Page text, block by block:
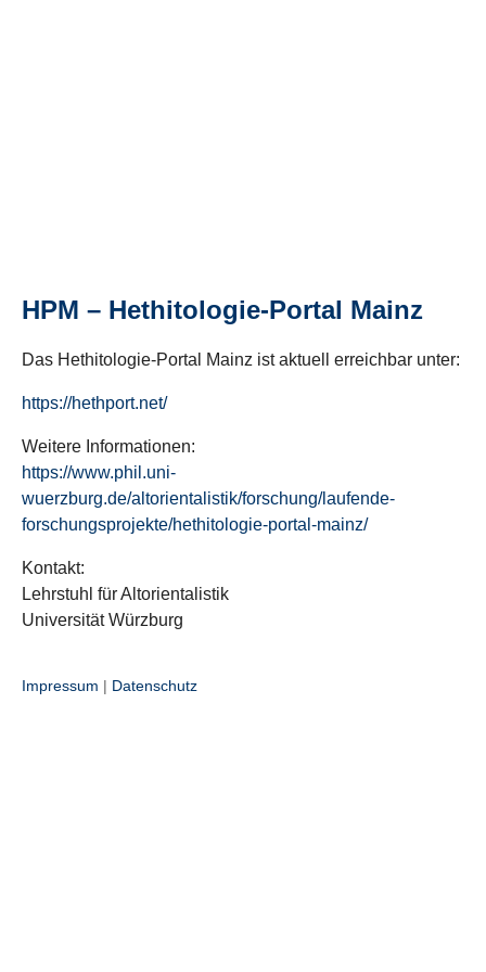
HPM – Hethitologie-Portal Mainz
Das Hethitologie-Portal Mainz ist aktuell erreichbar unter:
https://hethport.net/
Weitere Informationen:
https://www.phil.uni-
wuerzburg.de/altorientalistik/forschung/laufende-
forschungsprojekte/hethitologie-portal-mainz/
Kontakt:
Lehrstuhl für Altorientalistik
Universität Würzburg
Impressum | Datenschutz